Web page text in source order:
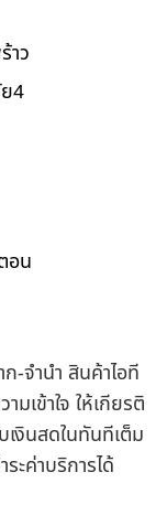
าว
4
อน
-จำนำ สินค้าไอที
มเข้าใจ ให้เกียรติ
เงินสดในทันทีเต็ม
ะค่าบริการได้